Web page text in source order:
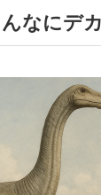
なにデ